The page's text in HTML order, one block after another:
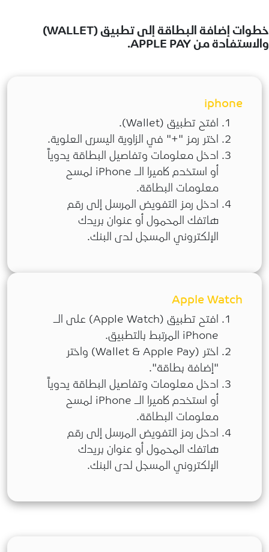
خطوات إضافة البطاقة إلى تطبيق (WALLET)
والاستفادة من APPLE PAY.
iphone
افتح تطبيق (Wallet).
اختر رمز "+" في الزاوية اليسرى العلوية.
ادخل معلومات وتفاصيل البطاقة يدوياً
أو استخدم كاميرا الـ iPhone لمسح
معلومات البطاقة.
ادخل رمز التفويض المرسل إلى رقم
هاتفك المحمول أو عنوان بريدك
الإلكتروني المسجل لدى البنك.
Apple Watch
افتح تطبيق (Apple Watch) على الـ
iPhone المرتبط بالتطبيق.
اختر (Wallet & Apple Pay) واختر
"إضافة بطاقة".
ادخل معلومات وتفاصيل البطاقة يدوياً
أو استخدم كاميرا الـ iPhone لمسح
معلومات البطاقة.
ادخل رمز التفويض المرسل إلى رقم
هاتفك المحمول أو عنوان بريدك
الإلكتروني المسجل لدى البنك.